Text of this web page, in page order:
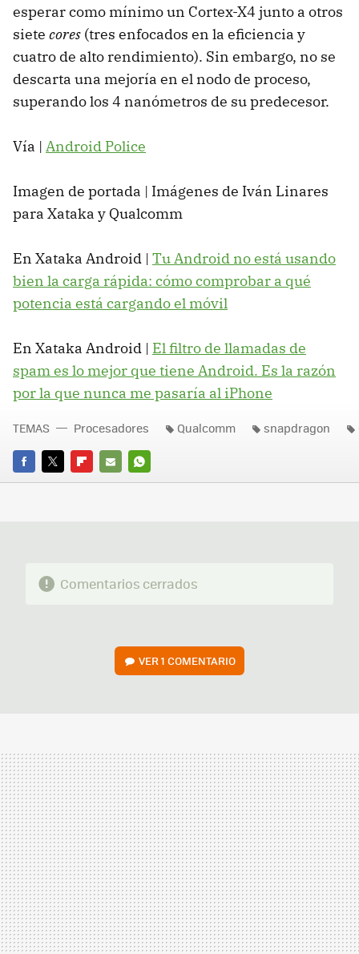
esperar como mínimo un Cortex-X4 junto a otros
siete cores (tres enfocados en la eficiencia y
cuatro de alto rendimiento). Sin embargo, no se
descarta una mejoría en el nodo de proceso,
superando los 4 nanómetros de su predecesor.
Vía | Android Police
Imagen de portada | Imágenes de Iván Linares
para Xataka y Qualcomm
En Xataka Android | Tu Android no está usando
bien la carga rápida: cómo comprobar a qué
potencia está cargando el móvil
En Xataka Android | El filtro de llamadas de
spam es lo mejor que tiene Android. Es la razón
por la que nunca me pasaría al iPhone
FACEBOOK
TWITTERFLIPBOARD
E-
WHATSAPP
TEMAS Procesadores Qualcomm snapdragon
Comentarios cerrados
VER1 COMENTARIO